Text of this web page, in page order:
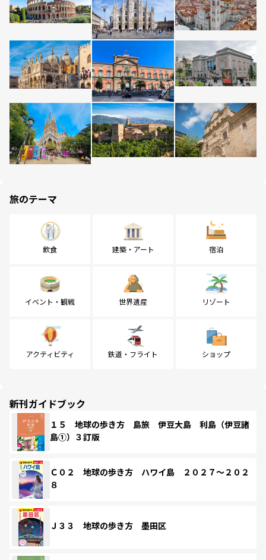
旅のテーマ
飲食 建築・アート 宿泊
イベント・観戦 世界遺産 リゾート
アクティビティ 鉄道・フライト ショップ
新刊ガイドブック
１５ 地球の歩き方 島旅 伊豆大島 利島（伊豆諸
島①）３訂版
Ｃ０２ 地球の歩き方 ハワイ島 ２０２７～２０２
８
Ｊ３３ 地球の歩き方 墨田区